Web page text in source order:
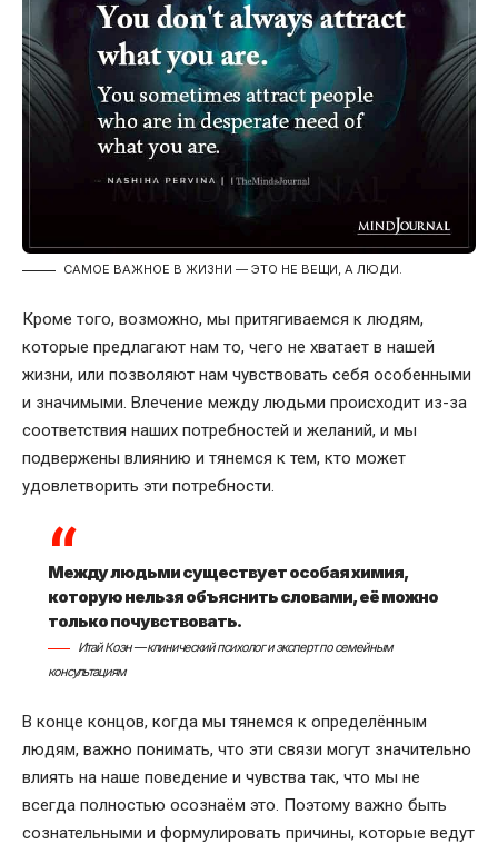
САМОЕ ВАЖНОЕ В ЖИЗНИ — ЭТО НЕ ВЕЩИ, А ЛЮДИ.
Кроме того, возможно, мы притягиваемся к людям,
которые предлагают нам то, чего не хватает в нашей
жизни, или позволяют нам чувствовать себя особенными
и значимыми. Влечение между людьми происходит из-за
соответствия наших потребностей и желаний, и мы
подвержены влиянию и тянемся к тем, кто может
удовлетворить эти потребности.
Между людьми существует особая химия,
которую нельзя объяснить словами, её можно
только почувствовать.
Итай Коэн — клинический психолог и эксперт по семейным
консультациям
В конце концов, когда мы тянемся к определённым
людям, важно понимать, что эти связи могут значительно
влиять на наше поведение и чувства так, что мы не
всегда полностью осознаём это. Поэтому важно быть
сознательными и формулировать причины, которые ведут